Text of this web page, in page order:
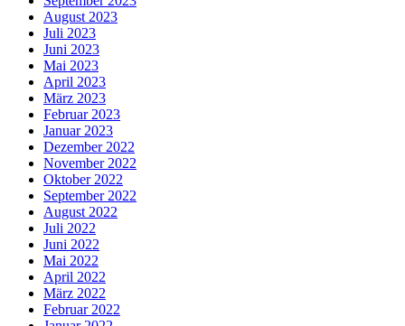
August 2023
Juli 2023
Juni 2023
Mai 2023
April 2023
März 2023
Februar 2023
Januar 2023
Dezember 2022
November 2022
Oktober 2022
September 2022
August 2022
Juli 2022
Juni 2022
Mai 2022
April 2022
März 2022
Februar 2022